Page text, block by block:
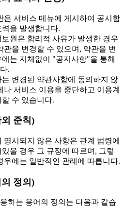
서비스 메뉴에 게시하여 공시함
력을 발생합니다.
원은 합리적 사유가 발생한 경우
관을 변경할 수 있으며, 약관을 변
에는 지체없이 "공지사항"을 통해
.
변경된 약관사항에 동의하지 않
나 서비스 이용을 중단하고 이용계
수 있습니다.
준칙)
명시되지 않은 사항은 관계 법령에
을 경우 그 규정에 따르며, 그렇
우에는 일반적인 관례에 따릅니다.
정의)
하는 용어의 정의는 다음과 같습